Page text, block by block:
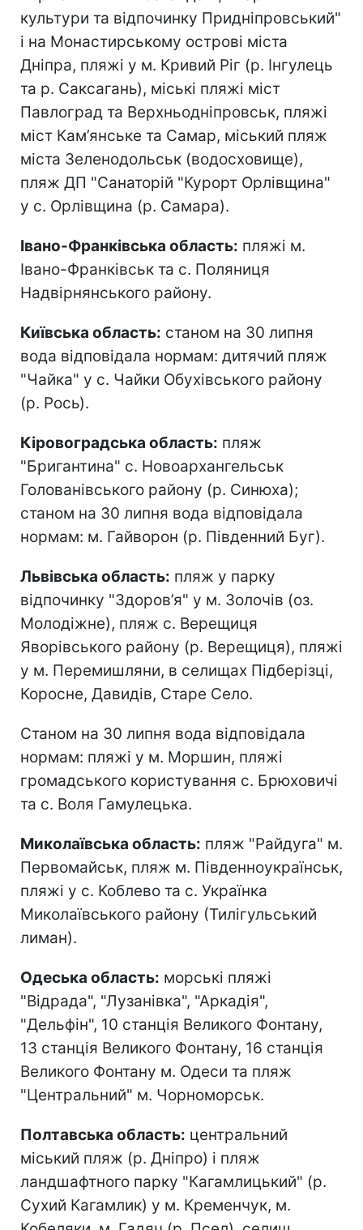
культури та відпочинку Придніпровський"
і на Монастирському острові міста
Дніпра, пляжі у м. Кривий Ріг (р. Інгулець
та р. Саксагань), міські пляжі міст
Павлоград та Верхньодніпровськ, пляжі
міст Кам’янське та Самар, міський пляж
міста Зеленодольськ (водосховище),
пляж ДП "Санаторій "Курорт Орлівщина"
у с. Орлівщина (р. Самара).
Івано-Франківська область: пляжі м.
Івано-Франківськ та с. Поляниця
Надвірнянського району.
Київська область: станом на 30 липня
вода відповідала нормам: дитячий пляж
"Чайка" у с. Чайки Обухівського району
(р. Рось).
Кіровоградська область: пляж
"Бригантина" с. Новоархангельськ
Голованівського району (р. Синюха);
станом на 30 липня вода відповідала
нормам: м. Гайворон (р. Південний Буг).
Львівська область: пляж у парку
відпочинку "Здоров’я" у м. Золочів (оз.
Молодіжне), пляж с. Верещиця
Яворівського району (р. Верещиця), пляжі
у м. Перемишляни, в селищах Підберізці,
Коросне, Давидів, Старе Село.
Станом на 30 липня вода відповідала
нормам: пляжі у м. Моршин, пляжі
громадського користування с. Брюховичі
та с. Воля Гамулецька.
Миколаївська область: пляж "Райдуга" м.
Первомайськ, пляж м. Південноукраїнськ,
пляжі у с. Коблево та с. Українка
Миколаївського району (Тилігульський
лиман).
Одеська область: морські пляжі
"Відрада", "Лузанівка", "Аркадія",
"Дельфін", 10 станція Великого Фонтану,
13 станція Великого Фонтану, 16 станція
Великого Фонтану м. Одеси та пляж
"Центральний" м. Чорноморськ.
Полтавська область: центральний
міський пляж (р. Дніпро) і пляж
ландшафтного парку "Кагамлицький" (р.
Сухий Кагамлик) у м. Кременчук, м.